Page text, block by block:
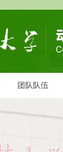
团队队伍